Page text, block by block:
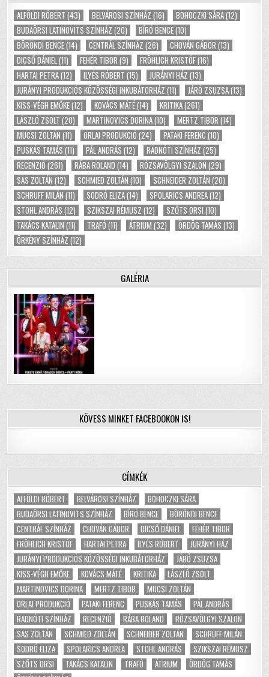
ALFÖLDI RÓBERT (43) BELVÁROSI SZÍNHÁZ (16) BOHOCZKI SÁRA(12)
BUDAÖRSI LATINOVITS SZÍNHÁZ (20) BÍRÓ BENCE(10)
BÖRÖNDI BENCE(14) CENTRÁL SZÍNHÁZ (26) CHOVÁN GÁBOR (13)
DICSŐ DÁNIEL (11) FEHÉR TIBOR (9) FRÖHLICH KRISTÓF(16)
HARTAI PETRA(12) ILYÉS RÓBERT (15) JURÁNYI HÁZ (13)
JURÁNYI PRODUKCIÓS KÖZÖSSÉGI INKUBÁTORHÁZ (11) JÁRÓ ZSUZSA(13)
KISS-VÉGH EMŐKE(12) KOVÁCS MÁTÉ(14) KRITIKA(261)
LÁSZLÓ ZSOLT (20) MARTINOVICS DORINA(10) MERTZ TIBOR (14)
MUCSI ZOLTÁN (11) ORLAI PRODUKCIÓ (24) PATAKI FERENC (10)
PUSKÁS TAMÁS (11) PÁL ANDRÁS (12) RADNÓTI SZÍNHÁZ (25)
RECENZIÓ (261) RÁBA ROLAND (14) RÓZSAVÖLGYI SZALON (29)
SAS ZOLTÁN (12) SCHMIED ZOLTÁN (10) SCHNEIDER ZOLTÁN (20)
SCHRUFF MILÁN (11) SODRÓ ELIZA(14) SPOLARICS ANDREA(12)
STOHL ANDRÁS (12) SZIKSZAI RÉMUSZ (12) SZŐTS ORSI (10)
TAKÁCS KATALIN (11) TRAFÓ (11) ÁTRIUM (32) ÖRDÖG TAMÁS (13)
ÖRKÉNY SZÍNHÁZ (12)
GALÉRIA
KÖVESS MINKET FACEBOOKON IS!
CÍMKÉK
ALFÖLDI RÓBERT BELVÁROSI SZÍNHÁZ
BOHOCZKI SÁRA
BUDAÖRSI LATINOVITS SZÍNHÁZ
BÍRÓ BENCE
BÖRÖNDI BENCE
CENTRÁL SZÍNHÁZ
CHOVÁN GÁBOR DICSŐ DÁNIEL
FEHÉR TIBOR
FRÖHLICH KRISTÓF
HARTAI PETRA ILYÉS RÓBERT
JURÁNYI HÁZ
JURÁNYI PRODUKCIÓS KÖZÖSSÉGI INKUBÁTORHÁZ
JÁRÓ ZSUZSA
KISS-VÉGH EMŐKE
KOVÁCS MÁTÉ KRITIKA
LÁSZLÓ ZSOLT
MARTINOVICS DORINA
MERTZ TIBOR
MUCSI ZOLTÁN
ORLAI PRODUKCIÓ
PATAKI FERENC PUSKÁS TAMÁS
PÁL ANDRÁS
RADNÓTI SZÍNHÁZ
RECENZIÓ RÁBA ROLAND
RÓZSAVÖLGYI SZALON
SAS ZOLTÁN
SCHMIED ZOLTÁN SCHNEIDER ZOLTÁN
SCHRUFF MILÁN
SODRÓ ELIZA
SPOLARICS ANDREA STOHL ANDRÁS
SZIKSZAI RÉMUSZ
SZŐTS ORSI
TAKÁCS KATALIN TRAFÓ ÁTRIUM
ÖRDÖG TAMÁS